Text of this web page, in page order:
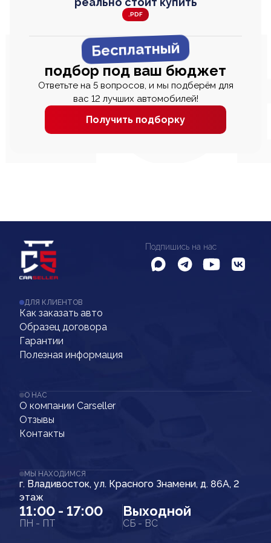
.PDF
Бесплатный
подбор под ваш бюджет
Ответьте на 5 вопросов, и мы подберём для
вас 12 лучших автомобилей!
Получить подборку
Подпишись на нас
ДЛЯ КЛИЕНТОВ
Как заказать авто
Образец договора
Гарантии
Полезная информация
О НАС
О компании Carseller
Отзывы
Контакты
МЫ НАХОДИМСЯ
г. Владивосток, ул. Красного Знамени, д. 86А, 2
этаж
11:00 - 17:00
ПН - ПТ
Выходной
СБ - ВС